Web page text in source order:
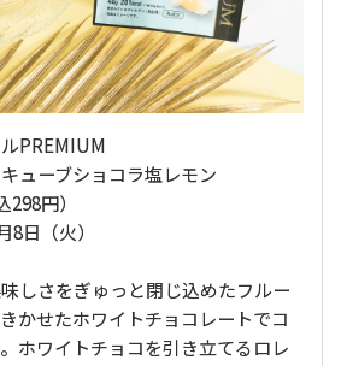
ルPREMIUM
ブショコラ塩レモン
298円）
8日（火）
味しさをぎゅっと閉じ込めたフルー
かせたホワイトチョコレートでコ
ホワイトチョコを引き立てるロレ